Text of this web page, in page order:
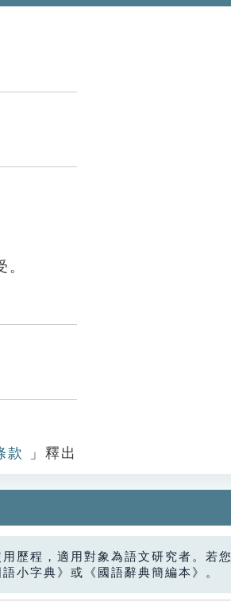
款 」釋出
歷程，適用對象為語文研究者。若
小字典》或《國語辭典簡編本》。